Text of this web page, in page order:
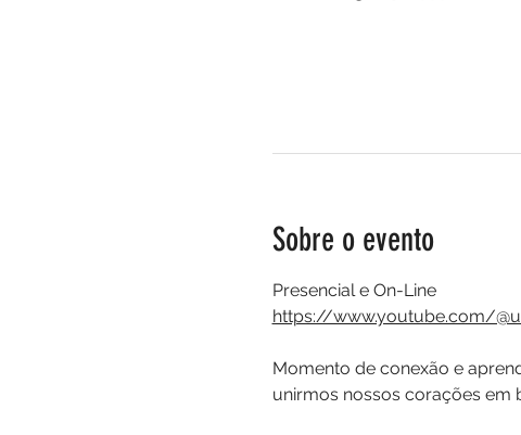
Sobre o evento
Presencial e On-Line
https://www.youtube.com/
Momento de conexão e
unirmos nossos corações em